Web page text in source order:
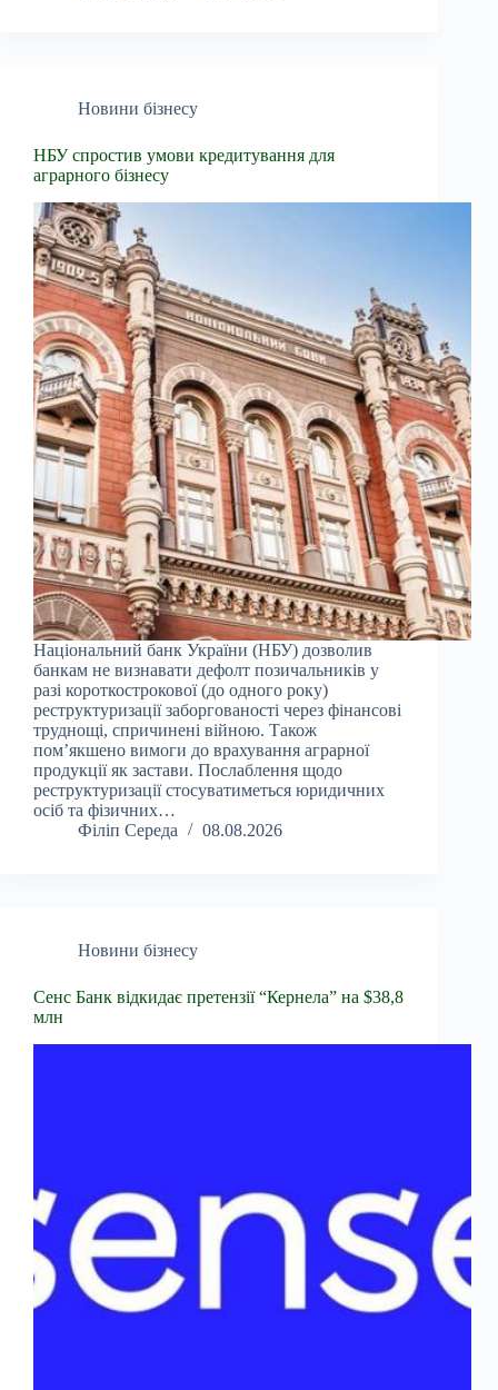
Новини бізнесу
НБУ спростив умови кредитування для
аграрного бізнесу
Національний банк України (НБУ) дозволив
банкам не визнавати дефолт позичальників у
разі короткострокової (до одного року)
реструктуризації заборгованості через фінансові
труднощі, спричинені війною. Також
пом’якшено вимоги до врахування аграрної
продукції як застави. Послаблення щодо
реструктуризації стосуватиметься юридичних
осіб та фізичних…
Філіп Середа
08.08.2026
Новини бізнесу
Сенс Банк відкидає претензії “Кернела” на $38,8
млн